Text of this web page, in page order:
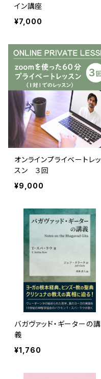
イン講座
¥7,000
オンラインプライベートレッ
スン ３回
¥9,000
バガヴァッド・ギーターの講
義
¥1,760